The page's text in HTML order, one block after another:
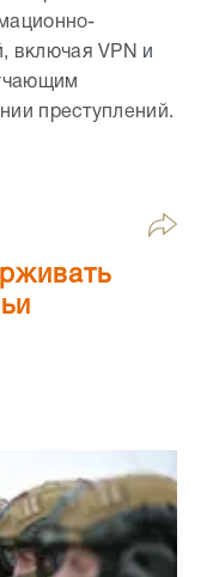
включая VPN и
преступлений.